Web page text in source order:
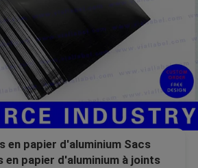
en papier d'aluminium Sacs
en papier d'aluminium à joints